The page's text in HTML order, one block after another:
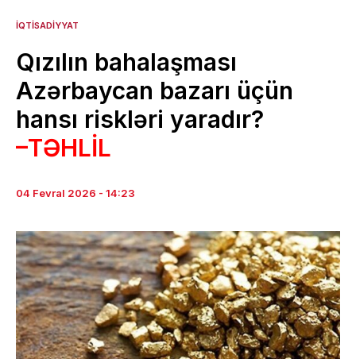
İQTISADIYYAT
Qızılın bahalaşması
Azərbaycan bazarı üçün
hansı riskləri yaradır?
–TƏHLİL
04 Fevral 2026 - 14:23